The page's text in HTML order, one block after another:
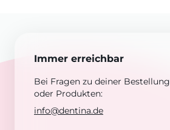
Immer erreichbar
Bei Fragen zu deiner Bestellung
oder Produkten:
info@dentina.de